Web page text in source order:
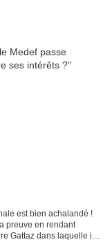
est bien achalandé !
preuve en rendant
Gattaz dans laquelle il